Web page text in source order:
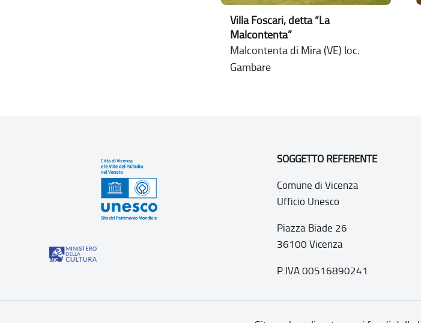
Villa Foscari, detta “La
Malcontenta”
Malcontenta di Mira (VE) loc.
Gambare
SOGGETTO REFERENTE
Comune di Vicenza
Ufficio Unesco
Piazza Biade 26
36100 Vicenza
P.IVA 00516890241